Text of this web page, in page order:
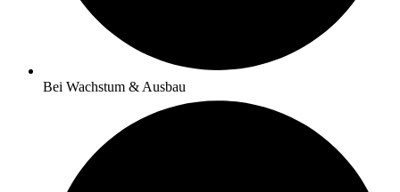
Bei Wachstum & Ausbau